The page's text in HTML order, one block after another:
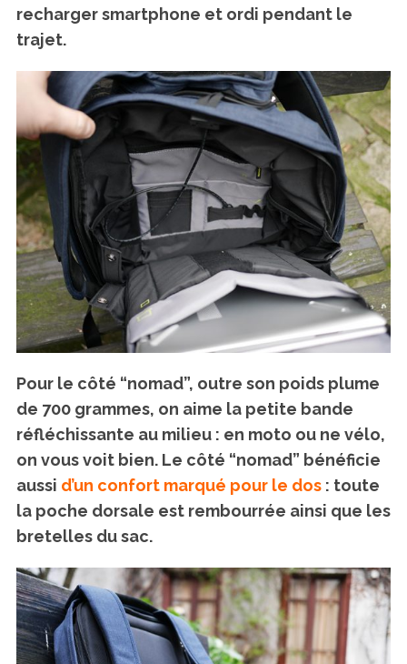
recharger smartphone et ordi pendant le
trajet.
Pour le côté “nomad”, outre son poids plume
de 700 grammes, on aime la petite bande
réfléchissante au milieu : en moto ou ne vélo,
on vous voit bien. Le côté “nomad” bénéficie
aussi d’un confort marqué pour le dos: toute
la poche dorsale est rembourrée ainsi que les
bretelles du sac.